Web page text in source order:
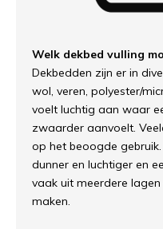
Welk dekbed vulling
Dekbedden zijn er in
wol, veren, polyester/
voelt luchtig aan waar
zwaarder aanvoelt.
op het beoogde
dunner en luchtiger en
vaak uit meerdere
maken.